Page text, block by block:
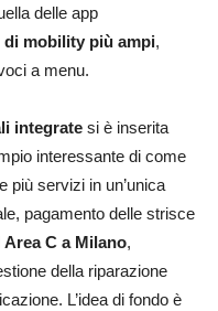
delle app
di mobility più ampi,
a menu.
integrate si è inserita
interessante di come
più servizi in un’unica
pagamento delle strisce
Area C a Milano,
della riparazione
L’idea di fondo è